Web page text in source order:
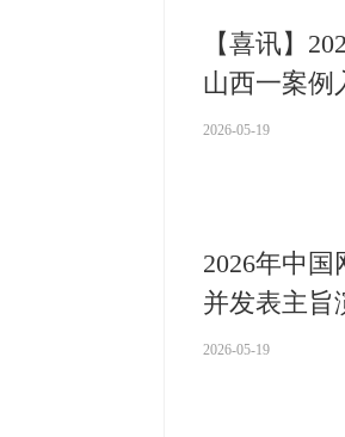
【喜讯】
山西一案例
2026-05-19
2026年中
并发表主旨
2026-05-19